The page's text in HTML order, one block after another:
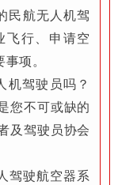
民航无人机驾
飞行、申请空
项。
机驾驶员吗？
您不可或缺的
及驾驶员协会
驾驶航空器系